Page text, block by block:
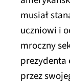
musiał
uczniowi i
mroczny
prezydenta
przez